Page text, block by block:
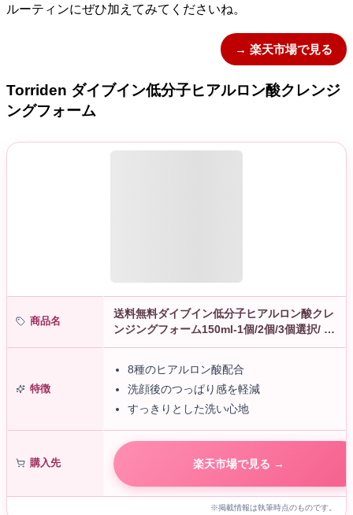
ルーティンにぜひ加えてみてくださいね。
→ 楽天市場で見る
Torriden ダイブイン低分子ヒアルロン酸クレンジ
ングフォーム
商品名
送料無料ダイブイン低分子ヒアルロン酸クレ
ンジングフォーム150ml-1個/2個/3個選択/ ダ
イブインクレンジングフォームスキンケア
鎮静 保湿 保湿 しっとり…
特徴
8種のヒアルロン酸配合
洗顔後のつっぱり感を軽減
すっきりとした洗い心地
購入先 楽天市場で見る →
※掲載情報は執筆時点のものです。